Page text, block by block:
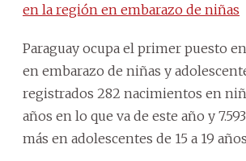
en la región en embarazo de niñas
Paraguay ocupa el primer puesto
en embarazo de niñas y
registrados 282 nacimientos en
años en lo que va de este año y
más en adolescentes de 15 a 19